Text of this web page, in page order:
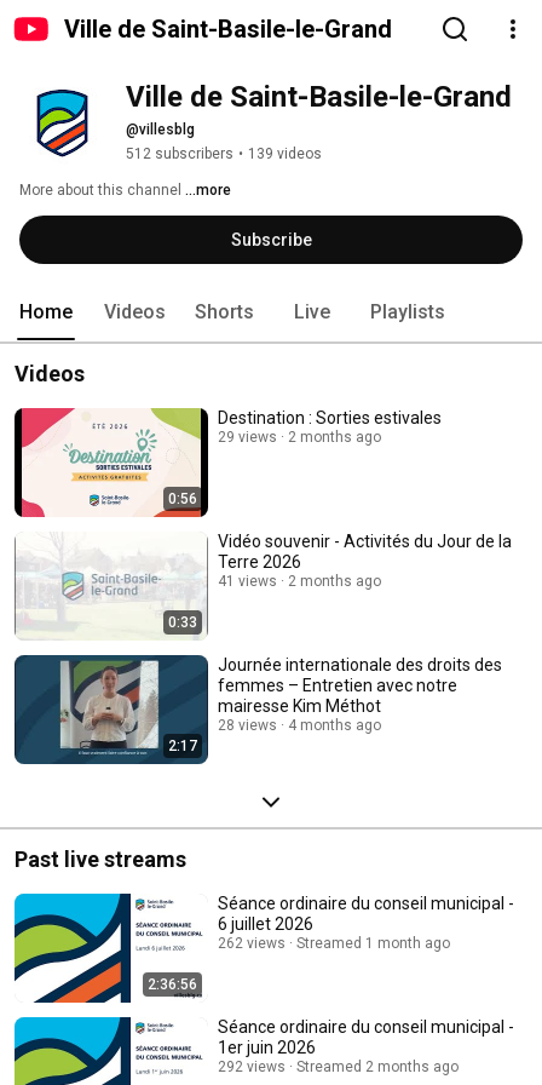
Ville de Saint-Basile-le-Grand
Ville de Saint-Basile-le-Grand
@villesblg
512 subscribers • 139 videos
More about this channel ...more
Subscribe
Home Videos Shorts Live Playlists
Videos
0:56
Destination : Sorties estivales
29 views 2 months ago
0:33
Vidéo souvenir - Activités du Jour de la
Terre 2026
41 views 2 months ago
2:17
Journée internationale des droits des
femmes – Entretien avec notre
mairesse Kim Méthot
28 views 4 months ago
Past live streams
2:36:56
Séance ordinaire du conseil municipal -
6 juillet 2026
262 views Streamed 1 month ago
Séance ordinaire du conseil municipal -
1er juin 2026
292 views Streamed 2 months ago